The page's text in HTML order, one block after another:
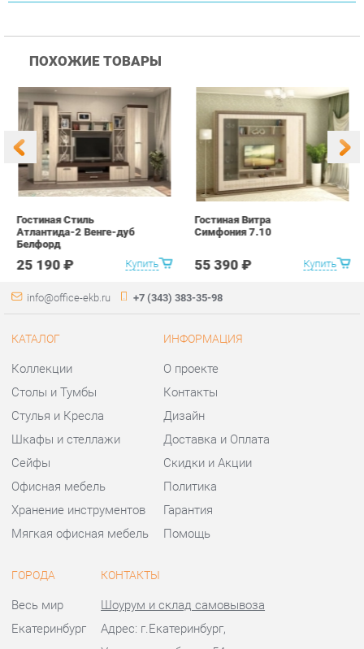
Купить
Гостиная Стиль
Атлантида-2 Венге-дуб
Белфорд
25 190 ₽ Купить
Симфония 7.10
55 390 ₽
info@office-ekb.ru +7 (343) 383-35-98
КАТАЛОГ
Коллекции
Столы и Тумбы
Стулья и Кресла
Шкафы и стеллажи
Сейфы
Офисная мебель
Хранение инструментов
ИНФОРМАЦИЯ
Контакты
Дизайн
Доставка и Оплата
Скидки и Акции
Политика
Гарантия
ГОРОДА
Екатеринбург
КОНТАКТЫ
Уральских рабочих, 54
Телефон: +7 (343) 383-35-98
Отправить сообщение